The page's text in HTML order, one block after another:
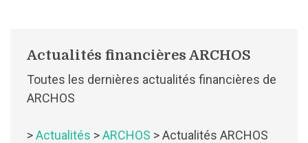
Actualités financières ARCHOS
Toutes les dernières actualités financières de
ARCHOS
>Actualités >ARCHOS > Actualités ARCHOS